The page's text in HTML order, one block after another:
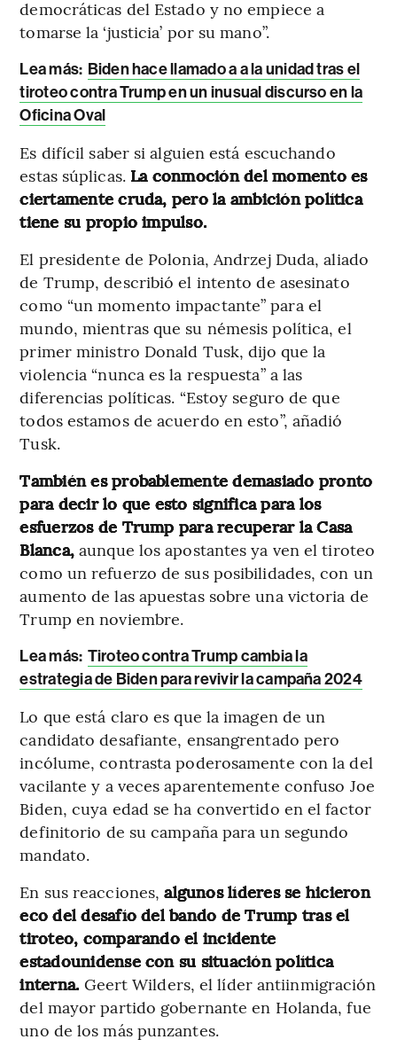
democráticas del Estado y no empiece a
tomarse la ‘justicia’ por su mano”.
Lea más: Biden hace llamado a a la unidad tras el
tiroteo contra Trump en un inusual discurso en la
Oficina Oval
Es difícil saber si alguien está escuchando
estas súplicas. La conmoción del momento es
ciertamente cruda, pero la ambición política
tiene su propio impulso.
El presidente de Polonia, Andrzej Duda, aliado
de Trump, describió el intento de asesinato
como “un momento impactante” para el
mundo, mientras que su némesis política, el
primer ministro Donald Tusk, dijo que la
violencia “nunca es la respuesta” a las
diferencias políticas. “Estoy seguro de que
todos estamos de acuerdo en esto”, añadió
Tusk.
También es probablemente demasiado pronto
para decir lo que esto significa para los
esfuerzos de Trump para recuperar la Casa
Blanca, aunque los apostantes ya ven el tiroteo
como un refuerzo de sus posibilidades, con un
aumento de las apuestas sobre una victoria de
Trump en noviembre.
Lea más: Tiroteo contra Trump cambia la
estrategia de Biden para revivir la campaña 2024
Lo que está claro es que la imagen de un
candidato desafiante, ensangrentado pero
incólume, contrasta poderosamente con la del
vacilante y a veces aparentemente confuso Joe
Biden, cuya edad se ha convertido en el factor
definitorio de su campaña para un segundo
mandato.
En sus reacciones,algunos líderes se hicieron
eco del desafío del bando de Trump tras el
tiroteo, comparando el incidente
estadounidense con su situación política
interna. Geert Wilders, el líder antiinmigración
del mayor partido gobernante en Holanda, fue
uno de los más punzantes.